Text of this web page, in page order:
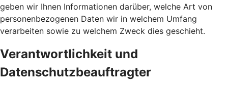
geben wir Ihnen Informationen darüber, welche Art von
personenbezogenen Daten wir in welchem Umfang
verarbeiten sowie zu welchem Zweck dies geschieht.
Verantwortlichkeit und
Datenschutzbeauftragter